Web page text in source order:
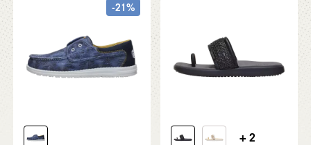
-21%
+ 2